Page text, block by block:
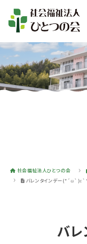
社会福祉法人ひとつの会
バレンタインデー
バ